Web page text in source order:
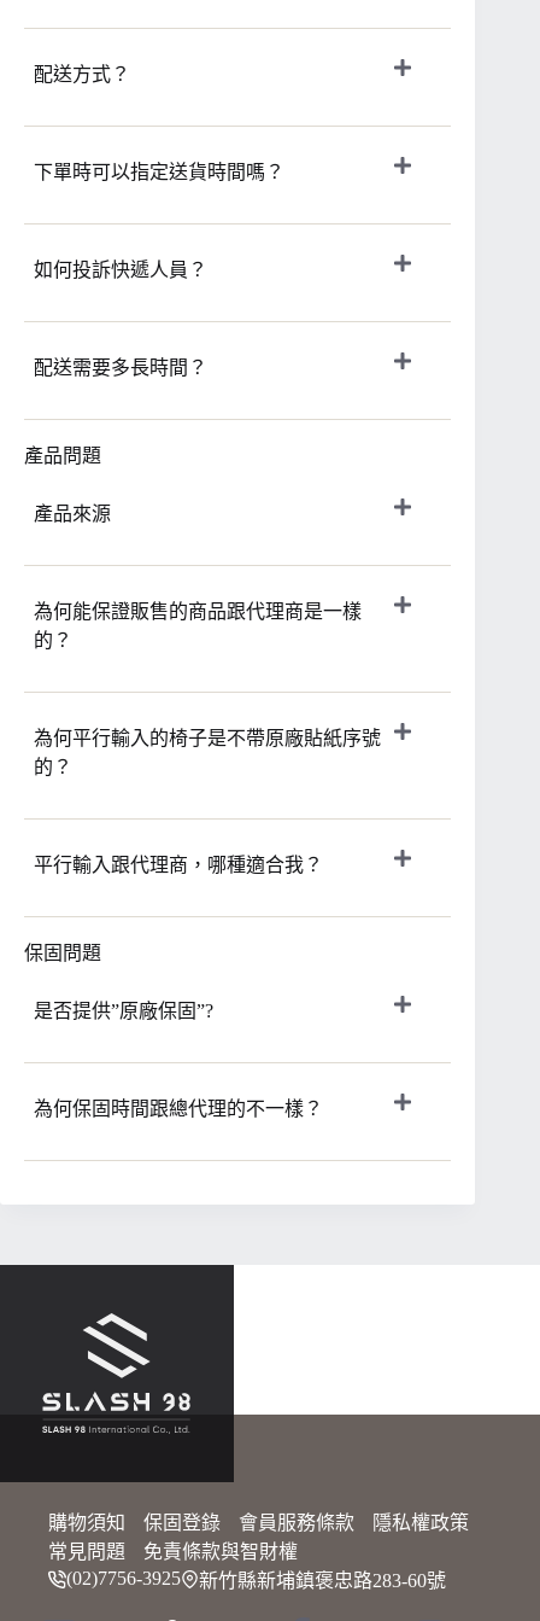
配送方式？
下單時可以指定送貨時間嗎？
如何投訴快遞人員？
配送需要多長時間？
產品問題
產品來源
為何能保證販售的商品跟代理商是一樣
的？
為何平行輸入的椅子是不帶原廠貼紙序號
的？
平行輸入跟代理商，哪種適合我？
保固問題
是否提供”原廠保固”?
為何保固時間跟總代理的不一樣？
購物須知 保固登錄 會員服務條款
隱私權政策
常見問題
免責條款與智財權
(02)7756-3925
新竹縣新埔鎮褒忠路283-60號